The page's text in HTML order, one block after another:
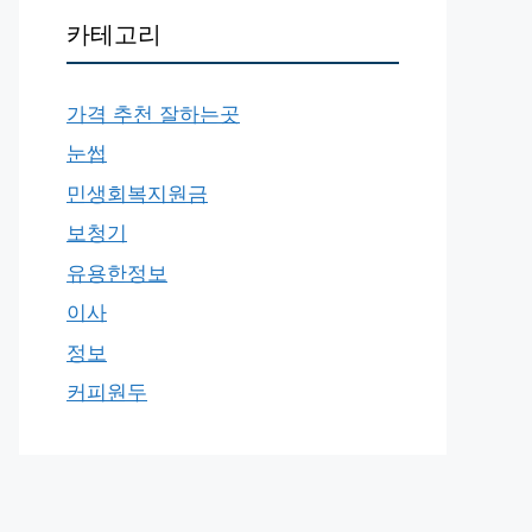
카테고리
가격 추천 잘하는곳
눈썹
민생회복지원금
보청기
유용한정보
이사
정보
커피원두